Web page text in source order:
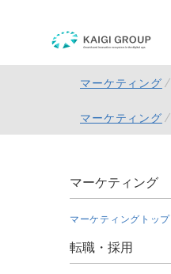
マーケティング
マーケティング
マーケティング
マーケティングトップ
転職・採用